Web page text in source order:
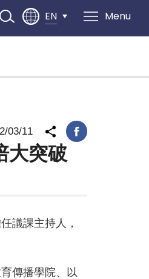
EN Menu
03/11
大突破
議課主持人，
傳播學院、以